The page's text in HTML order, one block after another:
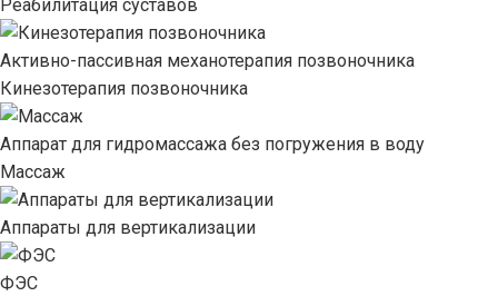
Реабилитация суставов
Активно-пассивная механотерапия позвоночника
Кинезотерапия позвоночника
Аппарат для гидромассажа без погружения в воду
Массаж
Аппараты для вертикализации
ФЭС